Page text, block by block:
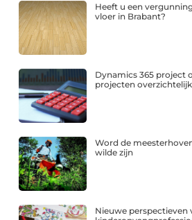
Heeft u een
vloer in Brabant?
Dynamics 365 project
projecten
Word de
wilde zijn
Nieuwe perspectieven